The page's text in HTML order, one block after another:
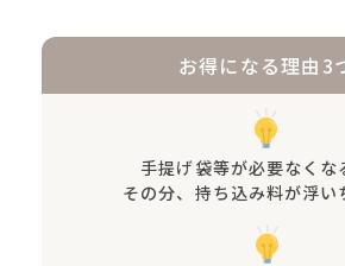
お得になる理由3
手提げ袋等が必要なくな
その分、持ち込み料が浮い